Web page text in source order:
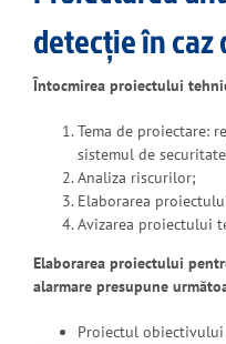
detecție în caz
Întocmirea proiectului
Tema de proiectare:
sistemul de
Analiza riscurilor;
Elaborarea
Avizarea proiectului
Elaborarea proiectului
alarmare presupune
Proiectul